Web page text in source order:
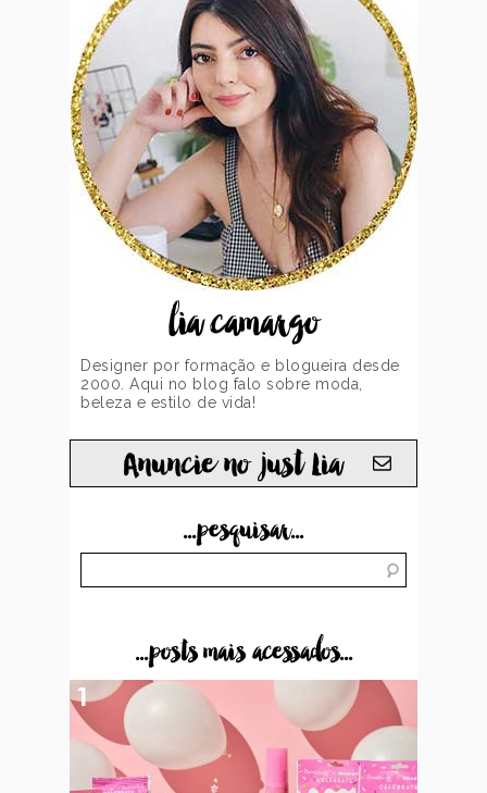
lia camargo
Designer por formação e blogueira desde
2000. Aqui no blog falo sobre moda,
beleza e estilo de vida!
Anuncie no just Lia
...pesquisar...
...posts mais acessados...
1